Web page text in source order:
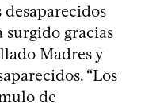
surgido gracias
Madres y
“Los
de